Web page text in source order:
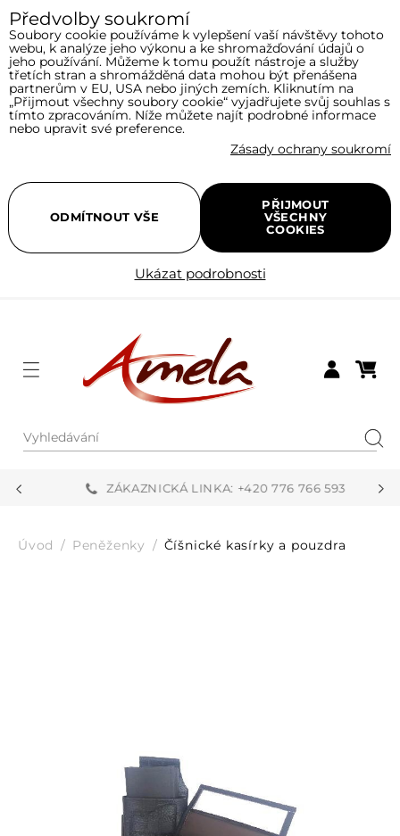
Vyhledávání
Přihlásit se
ZÁKAZNICKÁ LINKA: +420 776 766 593
Menu
Úvod Peněženky Číšnické kasírky a pouzdra
Předvolby soukromí
Soubory cookie používáme k vylepšení vaší návštěvy tohoto
webu, k analýze jeho výkonu a ke shromažďování údajů o
jeho používání. Můžeme k tomu použít nástroje a služby
třetích stran a shromážděná data mohou být přenášena
partnerům v EU, USA nebo jiných zemích. Kliknutím na
„Přijmout všechny soubory cookie“ vyjadřujete svůj souhlas s
tímto zpracováním. Níže můžete najít podrobné informace
nebo upravit své preference.
Zásady ochrany soukromí
Ukázat podrobnosti
PŘIJMOUT
VŠECHNY
COOKIES
ODMÍTNOUT VŠE